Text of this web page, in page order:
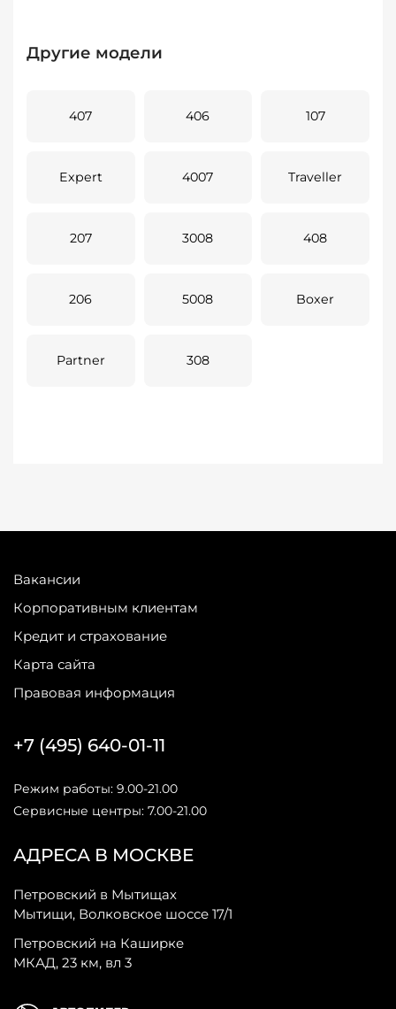
Другие модели
407 406 107
Expert 4007 Traveller
207 3008 408
206 5008 Boxer
Partner 308
Вакансии
Корпоративным клиентам
Кредит и страхование
Карта сайта
Правовая информация
АДРЕСА В МОСКВЕ
Петровский в Мытищах
Мытищи, Волковское шоссе 17/1
Петровский на Каширке
МКАД, 23 км, вл 3
+7 (495) 640-01-11
Режим работы: 9.00-21.00
Сервисные центры: 7.00-21.00